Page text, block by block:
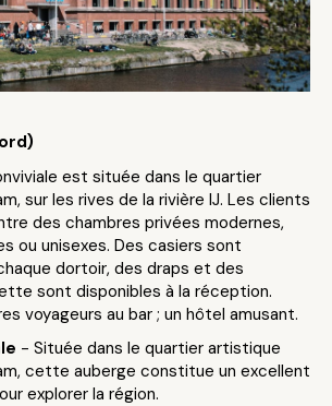
est située dans le quartier
sur les rives de la rivière IJ. Les clients
des chambres privées modernes,
ou unisexes. Des casiers sont
dortoir, des draps et des
sont disponibles à la réception.
voyageurs au bar ; un hôtel amusant.
- Située dans le quartier artistique
cette auberge constitue un excellent
explorer la région.